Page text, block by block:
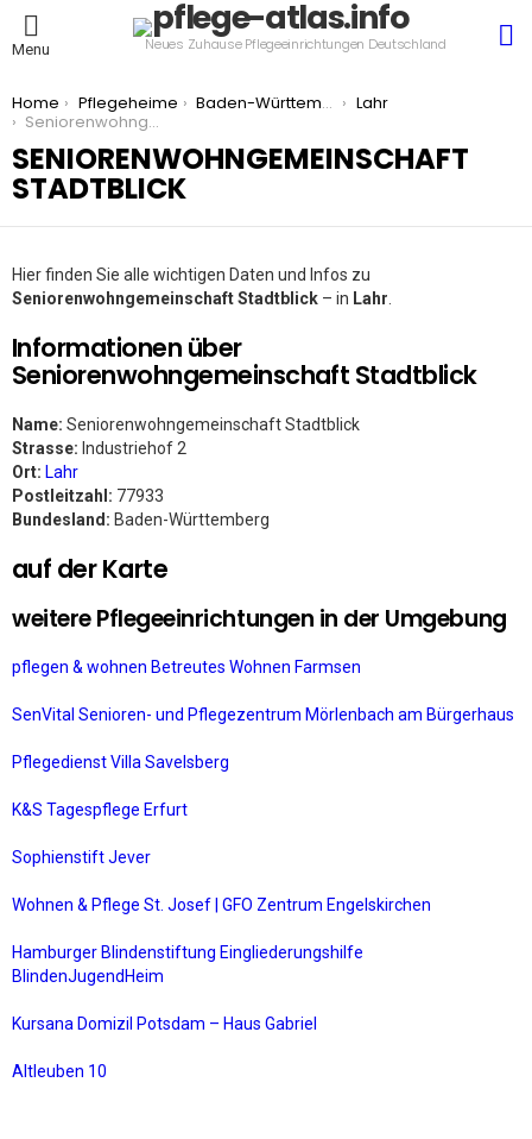
Menu Neues Zuhause Pflegeeinrichtungen Deutschland
You are here:
Home Pflegeheime Baden-Württemberg
Lahr
Seniorenwohngemeinschaft Stadtblick
SENIORENWOHNGEMEINSCHAFT
STADTBLICK
Hier finden Sie alle wichtigen Daten und Infos zu
Seniorenwohngemeinschaft Stadtblick – in Lahr
Informationen über
Seniorenwohngemeinschaft Stadtblick
Name: Seniorenwohngemeinschaft Stadtblick
Strasse: Industriehof 2
Ort: Lahr
Postleitzahl: 77933
Bundesland: Baden-Württemberg
auf der Karte
weitere Pflegeeinrichtungen in der Umgebung
pflegen & wohnen Betreutes Wohnen Farmsen
SenVital Senioren- und Pflegezentrum Mörlenbach am Bürgerhaus
Pflegedienst Villa Savelsberg
K&S Tagespflege Erfurt
Sophienstift Jever
Wohnen & Pflege St. Josef | GFO Zentrum Engelskirchen
Hamburger Blindenstiftung Eingliederungshilfe
BlindenJugendHeim
Kursana Domizil Potsdam – Haus Gabriel
Altleuben 10